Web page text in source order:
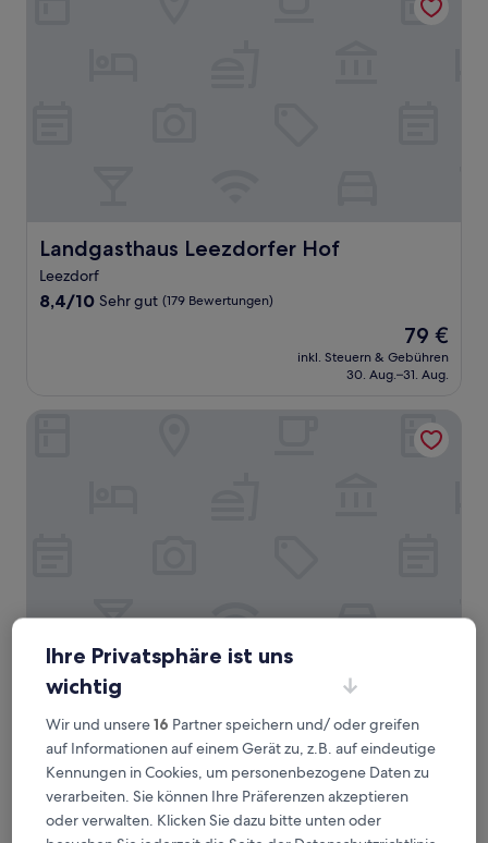
Landgasthaus Leezdorfer Hof
Landgasthaus Leezdorfer Hof
Leezdorf
8.4
Bewertungen)
8,4/10 Sehr gut (179 Bewertungen)
Der
Preis
beträgt
79 €
inkl. Steuern & Gebühren
30. Aug.–31. Aug.
Bernsteinsucher
Bernsteinsucher
7.8
von
10,
Gut,
Bewertungen)
7,8/10 Gut (94 Bewertungen)
Der
Preis
beträgt
67 €
inkl. Steuern & Gebühren
1. Sept.–2. Sept.
Ihre Privatsphäre ist uns
wichtig
Wir und unsere16 Partner speichern und/ oder greifen
auf Informationen auf einem Gerät zu, z.B. auf eindeutige
Kennungen in Cookies, um personenbezogene Daten zu
verarbeiten. Sie können Ihre Präferenzen akzeptieren
oder verwalten. Klicken Sie dazu bitte unten oder